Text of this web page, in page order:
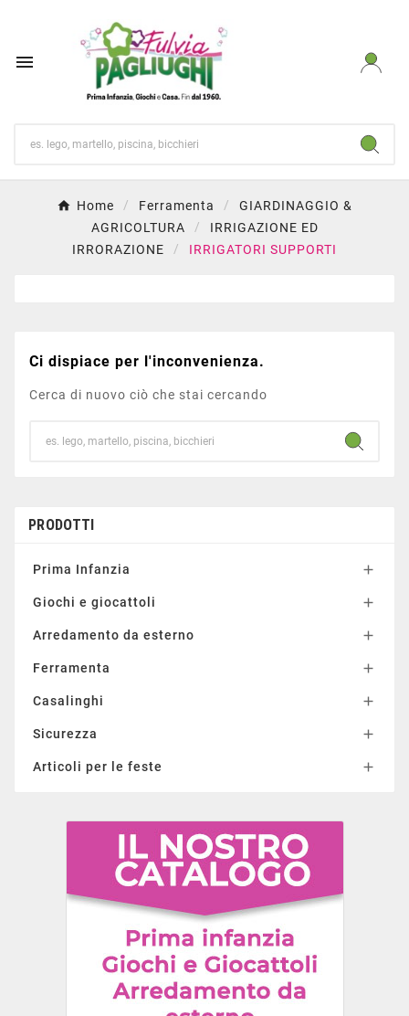

Home Ferramenta
GIARDINAGGIO &
AGRICOLTURA
IRRIGAZIONE ED
IRRORAZIONE
IRRIGATORI SUPPORTI
Ci dispiace per l'inconvenienza.
Cerca di nuovo ciò che stai cercando
PRODOTTI
Prima Infanzia 
Giochi e giocattoli 
Arredamento da esterno 
Ferramenta 
Casalinghi 
Sicurezza 
Articoli per le feste 